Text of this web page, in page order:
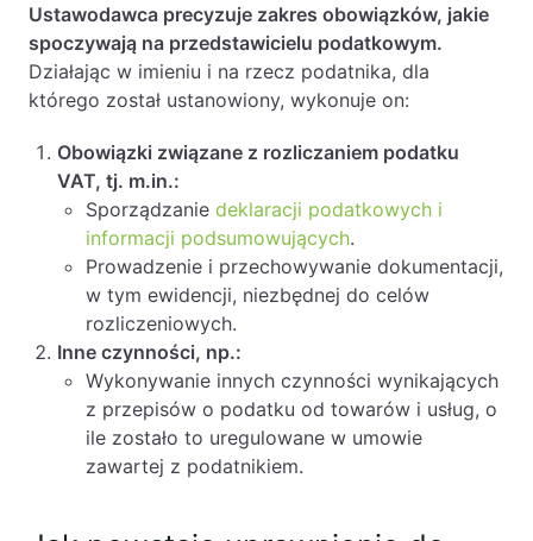
Ustawodawca precyzuje zakres obowiązków, jakie
spoczywają na przedstawicielu podatkowym.
Działając w imieniu i na rzecz podatnika, dla
którego został ustanowiony, wykonuje on:
Obowiązki związane z rozliczaniem podatku
VAT, tj. m.in.:
Sporządzanie deklaracji podatkowych i
informacji podsumowujących.
Prowadzenie i przechowywanie dokumentacji,
w tym ewidencji, niezbędnej do celów
rozliczeniowych.
Inne czynności, np.:
Wykonywanie innych czynności wynikających
z przepisów o podatku od towarów i usług, o
ile zostało to uregulowane w umowie
zawartej z podatnikiem.